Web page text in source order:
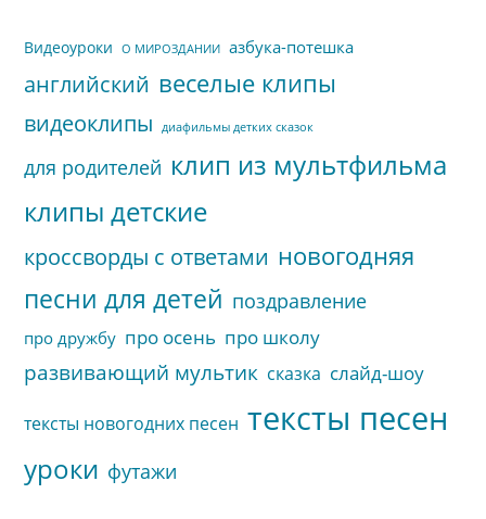
Видеоуроки О МИРОЗДАНИИ азбука-потешка
английский веселые клипы
видеоклипы диафильмы детких сказок
для родителей клип из мультфильма
клипы детские
кроссворды с ответами новогодняя
песни для детей поздравление
про дружбу про осень про школу
развивающий мультик сказка слайд-шоу
тексты новогодних песен тексты песен
уроки футажи